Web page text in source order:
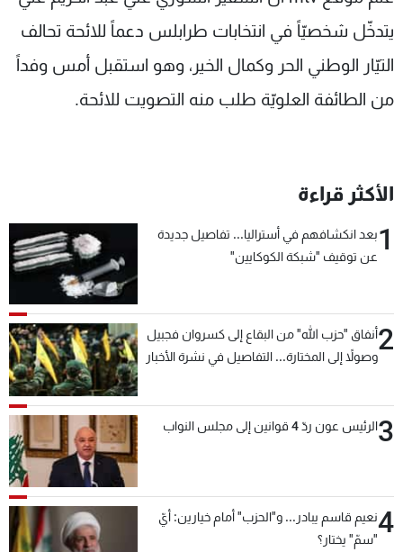
يتدخّل شخصيّاً في انتخابات طرابلس دعماً للائحة تحالف
التيّار الوطني الحر وكمال الخير، وهو استقبل أمس وفداً
من الطائفة العلويّة طلب منه التصويت للائحة.
الأكثر قراءة
1بعد انكشافهم في أستراليا... تفاصيل جديدة
عن توقيف "شبكة الكوكايين"
2أنفاق "حزب الله" من البقاع إلى كسروان فجبيل
وصولاً إلى المختارة... التفاصيل في نشرة الأخبار
3الرئيس عون ردّ 4 قوانين إلى مجلس النواب
4نعيم قاسم يبادر... و"الحزب" أمام خيارين: أيّ
"سمّ" يختار؟
شاهد البرامج
الترددات
عن MTV
وظائف